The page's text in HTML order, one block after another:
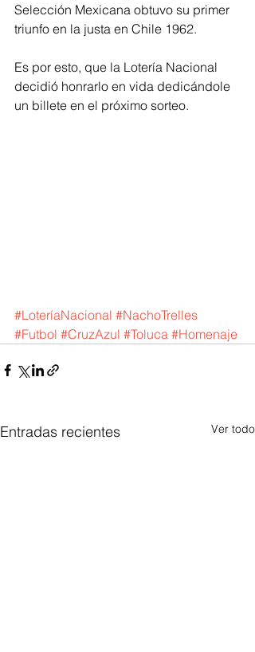
Selección Mexicana obtuvo su primer
triunfo en la justa en Chile 1962.
Es por esto, que la Lotería Nacional
decidió honrarlo en vida dedicándole
un billete en el próximo sorteo.
#LoteríaNacional #NachoTrelles
#Futbol #CruzAzul #Toluca #Homenaje
Entradas recientes Ver todo